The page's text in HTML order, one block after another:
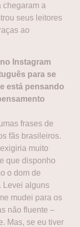
chegaram a
seus leitores
ao
Instagram
para se
está pensando
frases de
fãs brasileiros.
muito
que disponho
o dom de
Levei alguns
mudei para os
não fluente –
Mas, se eu tiver